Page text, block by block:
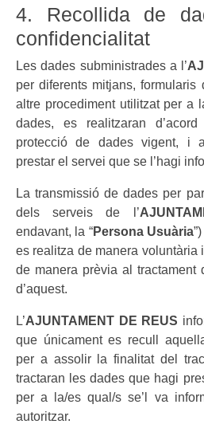
4. Recollida de
confidencialitat
Les dades subministrades a l’
per diferents mitjans, formularis
altre procediment utilitzat per a
dades, es realitzaran
protecció de dades vigent, i
prestar el servei que se l’hagi
La transmissió de dades per
dels serveis de l’
endavant, la “Persona Usuària
es realitza de manera voluntària
de manera prèvia al tractament
d’aquest.
L’AJUNTAMENT DE REUS
que únicament es recull
per a assolir la finalitat del
tractaran les dades que hagi
per a la/es qual/s se’l va
autoritzar.